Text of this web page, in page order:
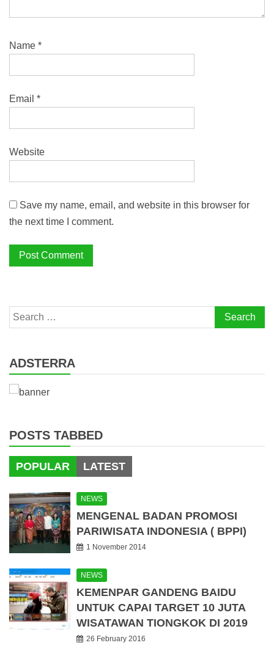
Name *
Email *
Website
Save my name, email, and website in this browser for
the next time I comment.
Search
for:
ADSTERRA
POSTS TABBED
POPULAR LATEST
NEWS
MENGENAL BADAN PROMOSI
PARIWISATA INDONESIA ( BPPI)
1 November 2014
NEWS
KEMENPAR GANDENG BAIDU
UNTUK CAPAI TARGET 10 JUTA
WISATAWAN TIONGKOK DI 2019
26 February 2016